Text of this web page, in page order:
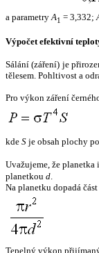
a parametryA1 = 3,332;
Výpočet efektivní
Sálání (záření) je
tělesem. Pohltivost a
Pro výkon záření
kde S je obsah plochy
Uvažujeme, že
planetkou d.
Na planetku dopadá
Tepelný výkon